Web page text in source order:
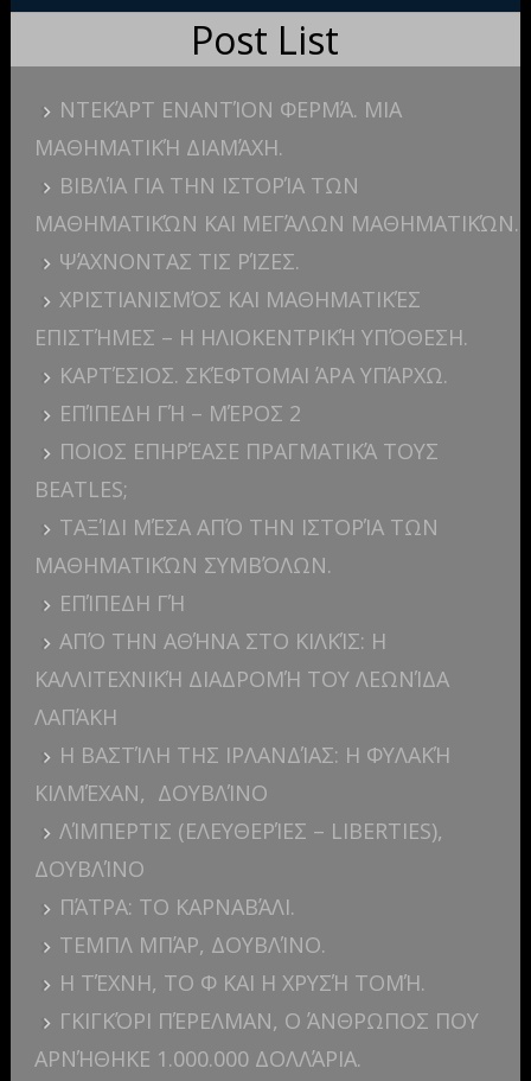
Post List
ΝΤΕΚΆΡΤ ΕΝΑΝΤΊΟΝ ΦΕΡΜΆ. ΜΙΑ
ΜΑΘΗΜΑΤΙΚΉ ΔΙΑΜΆΧΗ.
ΒΙΒΛΊΑ ΓΙΑ ΤΗΝ ΙΣΤΟΡΊΑ ΤΩΝ
ΜΑΘΗΜΑΤΙΚΏΝ ΚΑΙ ΜΕΓΆΛΩΝ ΜΑΘΗΜΑΤΙΚΏΝ.
ΨΆΧΝΟΝΤΑΣ ΤΙΣ ΡΊΖΕΣ.
ΧΡΙΣΤΙΑΝΙΣΜΌΣ ΚΑΙ ΜΑΘΗΜΑΤΙΚΈΣ
ΕΠΙΣΤΉΜΕΣ – Η ΗΛΙΟΚΕΝΤΡΙΚΉ ΥΠΌΘΕΣΗ.
ΚΑΡΤΈΣΙΟΣ. ΣΚΈΦΤΟΜΑΙ ΆΡΑ ΥΠΆΡΧΩ.
ΕΠΊΠΕΔΗ ΓΉ – ΜΈΡΟΣ 2
ΠΟΙΟΣ ΕΠΗΡΈΑΣΕ ΠΡΑΓΜΑΤΙΚΆ ΤΟΥΣ
BEATLES;
ΤΑΞΊΔΙ ΜΈΣΑ ΑΠΌ ΤΗΝ ΙΣΤΟΡΊΑ ΤΩΝ
ΜΑΘΗΜΑΤΙΚΏΝ ΣΥΜΒΌΛΩΝ.
ΕΠΊΠΕΔΗ ΓΉ
ΑΠΌ ΤΗΝ ΑΘΉΝΑ ΣΤΟ ΚΙΛΚΊΣ: Η
ΚΑΛΛΙΤΕΧΝΙΚΉ ΔΙΑΔΡΟΜΉ ΤΟΥ ΛΕΩΝΊΔΑ
ΛΑΠΆΚΗ
Η ΒΑΣΤΊΛΗ ΤΗΣ ΙΡΛΑΝΔΊΑΣ: Η ΦΥΛΑΚΉ
ΚΙΛΜΈΧΑΝ, ΔΟΥΒΛΊΝΟ
ΛΊΜΠΕΡΤΙΣ (ΕΛΕΥΘΕΡΊΕΣ – LIBERTIES),
ΔΟΥΒΛΊΝΟ
ΠΆΤΡΑ: ΤΟ ΚΑΡΝΑΒΆΛΙ.
ΤΕΜΠΛ ΜΠΆΡ, ΔΟΥΒΛΊΝΟ.
Η ΤΈΧΝΗ, ΤΟ Φ ΚΑΙ Η ΧΡΥΣΉ ΤΟΜΉ.
ΓΚΙΓΚΌΡΙ ΠΈΡΕΛΜΑΝ, Ο ΆΝΘΡΩΠΟΣ ΠΟΥ
ΑΡΝΉΘΗΚΕ 1.000.000 ΔΟΛΛΆΡΙΑ.